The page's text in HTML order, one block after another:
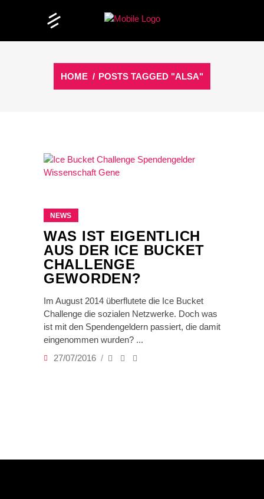
HOME / POSTS TAGGED "ALSA"
NEWS
WAS IST EIGENTLICH
AUS DER ICE BUCKET
CHALLENGE
GEWORDEN?
Im August 2014 überflutete die Ice Bucket
Challenge die sozialen Netzwerke. Doch was
ist mit den Spendengeldern passiert, die damit
eingenommen wurden?
27/07/2016